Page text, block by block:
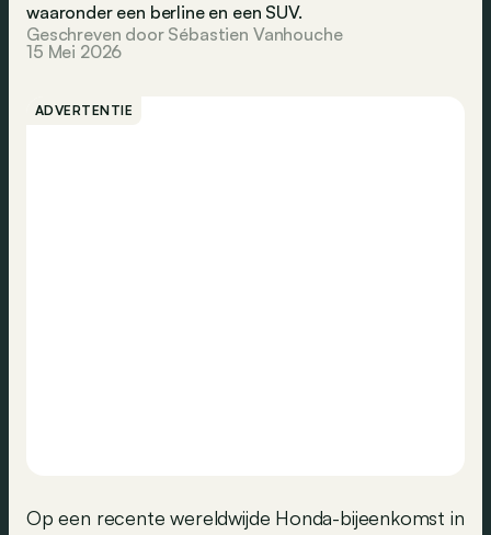
waaronder een berline en een SUV.
Geschreven door Sébastien Vanhouche
15 Mei 2026
ADVERTENTIE
Op een recente wereldwijde Honda-bijeenkomst in